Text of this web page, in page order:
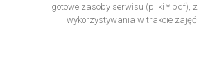
gotowe zasoby serwisu (pliki *.pdf), z
wykorzystywania w trakcie zajęć